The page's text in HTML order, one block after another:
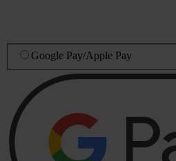
Google Pay/Apple Pay